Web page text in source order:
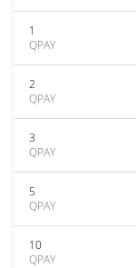
1
QPAY
2
QPAY
3
QPAY
5
QPAY
10
QPAY